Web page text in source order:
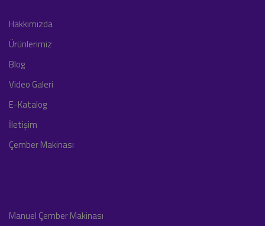
Hakkımızda
Ürünlerimiz
Blog
Video Galeri
E-Katalog
İletişim
Çember Makinası
Manuel Çember Makinası